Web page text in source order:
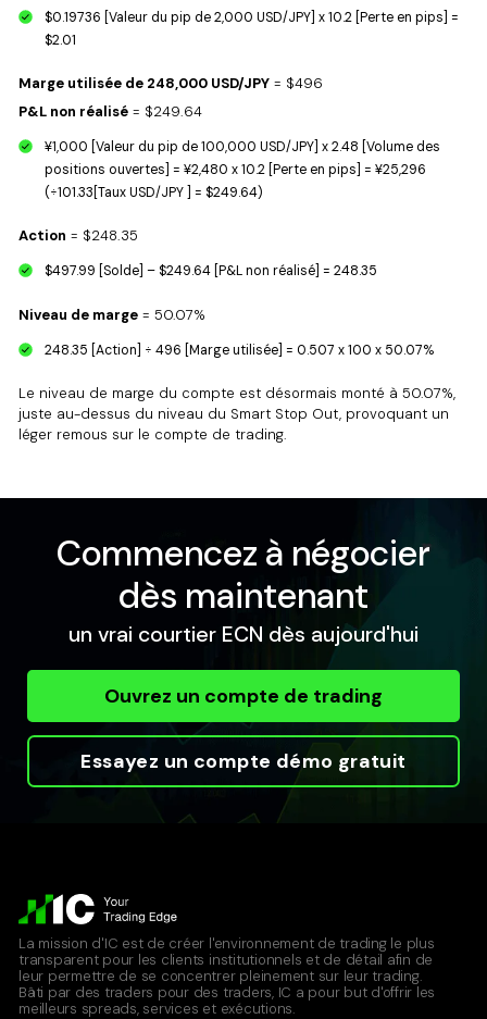
$0.19736 [Valeur du pip de 2,000 USD/JPY] x 10.2 [Perte en pips] =
$2.01
​Marge utilisée de 248,000 USD/JPY = $496
P&L non réalisé = $249.64
¥1,000 [Valeur du pip de 100,000 USD/JPY] x 2.48 [Volume des
positions ouvertes] = ¥2,480 x 10.2 [Perte en pips] = ¥25,296
(÷101.33[Taux USD/JPY ] = $249.64)
Action = $248.35
$497.99 [Solde] – $249.64 [P&L non réalisé] = 248.35
Niveau de marge = 50.07%
248.35 [Action] ÷ 496 [Marge utilisée] = 0.507 x 100 x 50.07%
Le niveau de marge du compte est désormais monté à 50.07%,
juste au-dessus du niveau du Smart Stop Out, provoquant un
léger remous sur le compte de trading.
Commencez à négocier
dès maintenant
un vrai courtier ECN dès aujourd'hui
Ouvrez un compte de trading
Essayez un compte démo gratuit
La mission d'IC est de créer l'environnement de trading le plus
transparent pour les clients institutionnels et de détail afin de
leur permettre de se concentrer pleinement sur leur trading.
Bâti par des traders pour des traders, IC a pour but d'offrir les
meilleurs spreads, services et exécutions.